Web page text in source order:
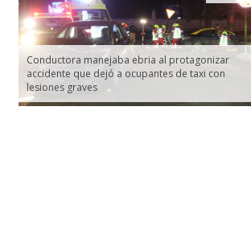
Conductora manejaba ebria al protagonizar
accidente que dejó a ocupantes de taxi con
lesiones graves